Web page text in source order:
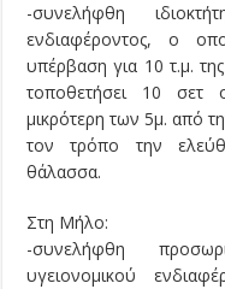
-συνελήφθη
ενδιαφέροντος, ο
υπέρβαση για 10 τ.μ.
τοποθετήσει 10 σετ
μικρότερη των 5μ. από
τον τρόπο την
θάλασσα.
Στη Μήλο:
-συνελήφθη
υγειονομικού